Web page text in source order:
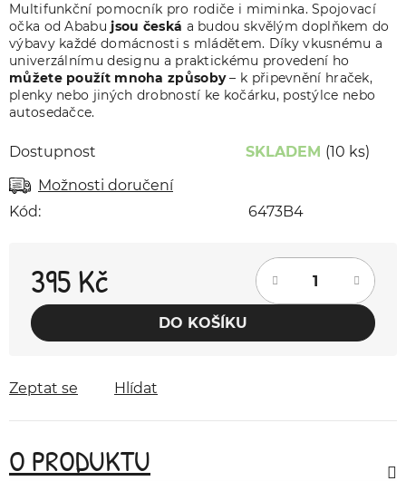
Multifunkční pomocník pro rodiče i miminka. Spojovací
očka od Ababu jsou česká a budou skvělým doplňkem do
výbavy každé domácnosti s mládětem. Díky vkusnému a
univerzálnímu designu a praktickému provedení ho
můžete použít mnoha způsoby– k připevnění hraček,
plenky nebo jiných drobností ke kočárku, postýlce nebo
autosedačce.
Dostupnost SKLADEM (10 ks)
Možnosti doručení
Kód:
6473B4
395 Kč
Měrná cena:
DO KOŠÍKU
Zeptat se Hlídat
O PRODUKTU